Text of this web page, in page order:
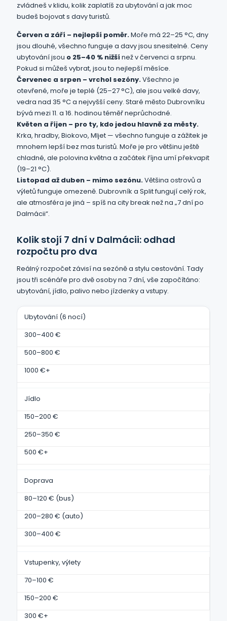
zvládneš v klidu, kolik zaplatíš za ubytování a jak moc
budeš bojovat s davy turistů.
Červen a září – nejlepší poměr.Moře má 22–25 °C, dny
jsou dlouhé, všechno funguje a davy jsou snesitelné. Ceny
ubytování jsou o 25–40 % nižší než v červenci a srpnu.
Pokud si můžeš vybrat, jsou to nejlepší měsíce.
Červenec a srpen – vrchol sezóny.Všechno je
otevřené, moře je teplé (25–27 °C), ale jsou velké davy,
vedra nad 35 °C a nejvyšší ceny. Staré město Dubrovníku
bývá mezi 11. a 16. hodinou téměř neprůchodné.
Květen a říjen – pro ty, kdo jedou hlavně za městy.
Krka, hradby, Biokovo, Mljet — všechno funguje a zážitek je
mnohem lepší bez mas turistů. Moře je pro většinu ještě
chladné, ale polovina května a začátek října umí překvapit
(19–21 °C).
Listopad až duben – mimo sezónu.Většina ostrovů a
výletů funguje omezeně. Dubrovník a Split fungují celý rok,
ale atmosféra je jiná – spíš na city break než na „7 dní po
Dalmácii“.
Kolik stojí 7 dní v Dalmácii: odhad
rozpočtu pro dva
Reálný rozpočet závisí na sezóně a stylu cestování. Tady
jsou tři scénáře pro dvě osoby na 7 dní, vše započítáno:
ubytování, jídlo, palivo nebo jízdenky a vstupy.
Ubytování (6 nocí)
300–400 €
500–800 €
1000 €+
Jídlo
150–200 €
250–350 €
500 €+
Doprava
80–120 € (bus)
200–280 € (auto)
300–400 €
Vstupenky, výlety
70–100 €
150–200 €
300 €+